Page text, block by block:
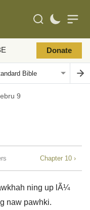
Donate
9
Chapter 10 ›
ning up lÃ¼
naw pawhki.